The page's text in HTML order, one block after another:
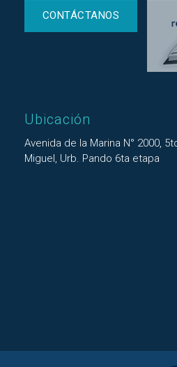
CONTÁCTANOS
Ubicación
Avenida de la Marina N° 2000,
Miguel, Urb. Pando 6ta etapa